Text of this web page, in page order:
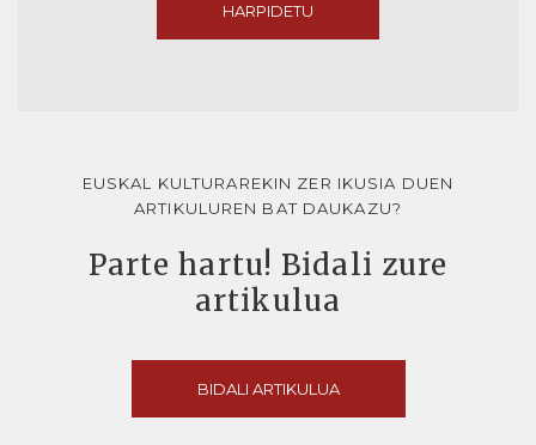
HARPIDETU
EUSKAL KULTURAREKIN ZER IKUSIA DUEN
ARTIKULUREN BAT DAUKAZU?
Parte hartu! Bidali zure
artikulua
BIDALI ARTIKULUA